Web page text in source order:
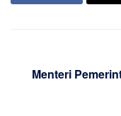
Menteri